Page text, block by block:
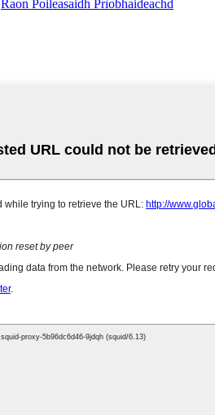
Raon Poileasaidh Prìobhaideachd